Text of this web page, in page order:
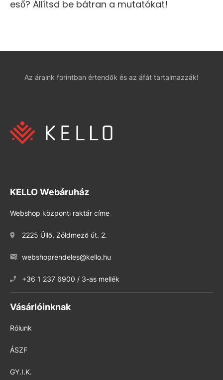
eső? Állítsd be bátran a mutatókat!
Az áraink forintban értendők és az áfát tartalmazzák!
KELLO Webáruház
Webshop központi raktár címe
2225 Üllő, Zöldmező út. 2.
webshoprendeles@kello.hu
+36 1 237 6900 / 3-as mellék
Vásárlóinknak
Rólunk
ÁSZF
GY.I.K.